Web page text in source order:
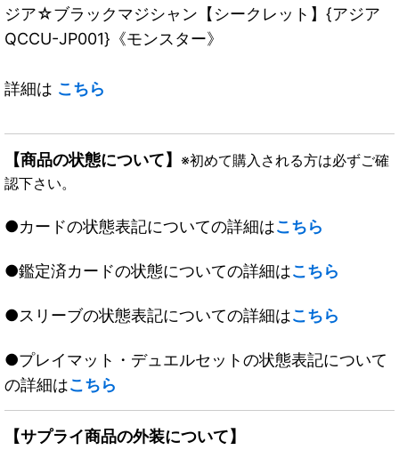
ジア☆ブラックマジシャン【シークレット】{アジア
QCCU-JP001}《モンスター》
詳細は こちら
【商品の状態について】 ※初めて購入される方は必ずご確
認下さい。
●カードの状態表記についての詳細はこちら
●鑑定済カードの状態についての詳細はこちら
●スリーブの状態表記についての詳細はこちら
●プレイマット・デュエルセットの状態表記について
の詳細はこちら
【サプライ商品の外装について】